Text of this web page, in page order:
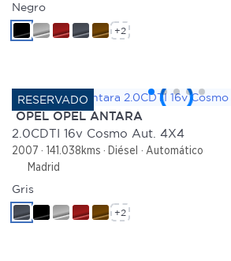
Negro
+2
OPEL OPEL ANTARA
2.0CDTI 16v Cosmo Aut. 4X4
2007 141.038kms Diésel
Automático
Madrid
Gris
+2